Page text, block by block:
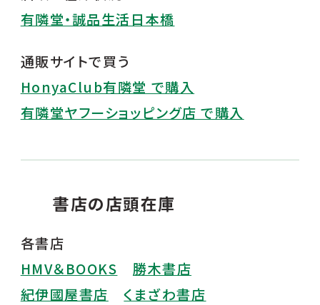
有隣堂・誠品生活日本橋
通販サイトで買う
HonyaClub有隣堂 で購入
有隣堂ヤフーショッピング店 で購入
書店の店頭在庫
各書店
HMV＆BOOKS
勝木書店
紀伊國屋書店
くまざわ書店